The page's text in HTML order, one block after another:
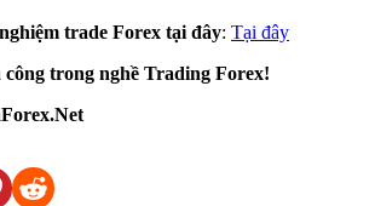
trade Forex tại đây: Tại đây
trong nghề Trading Forex!